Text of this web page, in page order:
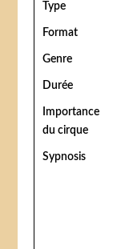
Type
Format
Genre
Durée
Importance
du cirque
Sypnosis